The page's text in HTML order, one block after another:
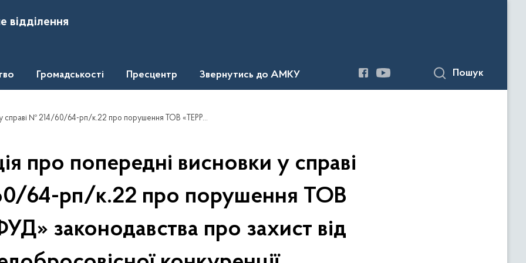
відділення
Громадськості Пресцентр Звернутись до АМКУ Пошук
про порушення ТОВ «ТЕРРАФУД» законодавства про захист від недобросовісної конкуренції
про попередні висновки у справі
64-рп/к.22 про порушення ТОВ
законодавства про захист від